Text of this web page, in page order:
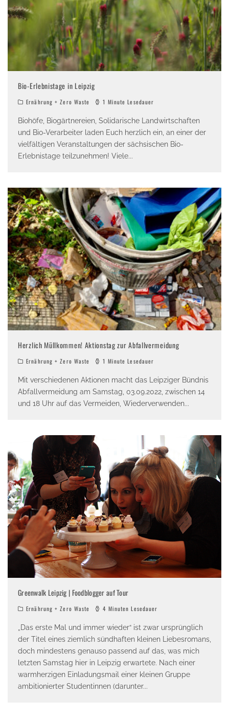
Bio-Erlebnistage in Leipzig
Ernährung + Zero Waste 1 Minute Lesedauer
Biohöfe, Biogärtnereien, Solidarische Landwirtschaften
und Bio-Verarbeiter laden Euch herzlich ein, an einer der
vielfältigen Veranstaltungen der sächsischen Bio-
Erlebnistage teilzunehmen! Viele...
Herzlich Müllkommen! Aktionstag zur Abfallvermeidung
Ernährung + Zero Waste 1 Minute Lesedauer
Mit verschiedenen Aktionen macht das Leipziger Bündnis
Abfallvermeidung am Samstag, 03.09.2022, zwischen 14
und 18 Uhr auf das Vermeiden, Wiederverwenden...
Greenwalk Leipzig | Foodblogger auf Tour
Ernährung + Zero Waste 4 Minuten Lesedauer
„Das erste Mal und immer wieder“ ist zwar ursprünglich
der Titel eines ziemlich sündhaften kleinen Liebesromans,
doch mindestens genauso passend auf das, was mich
letzten Samstag hier in Leipzig erwartete. Nach einer
warmherzigen Einladungsmail einer kleinen Gruppe
ambitionierter Studentinnen (darunter...